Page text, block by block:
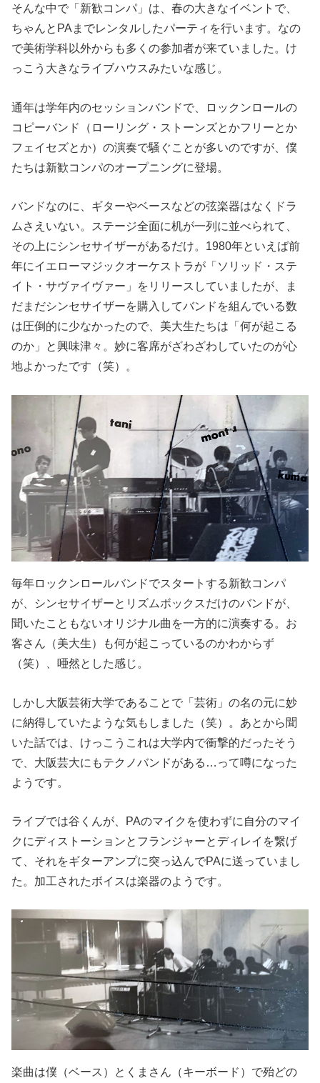
そんな中で「新歓コンパ」は、春の大きなイベントで、
ちゃんとPAまでレンタルしたパーティを行います。なの
で美術学科以外からも多くの参加者が来ていました。け
っこう大きなライブハウスみたいな感じ。
通年は学年内のセッションバンドで、ロックンロールの
コピーバンド（ローリング・ストーンズとかフリーとか
フェイセズとか）の演奏で騒ぐことが多いのですが、僕
たちは新歓コンパのオープニングに登場。
バンドなのに、ギターやベースなどの弦楽器はなくドラ
ムさえいない。ステージ全面に机が一列に並べられて、
その上にシンセサイザーがあるだけ。1980年といえば前
年にイエローマジックオーケストラが「ソリッド・ステ
イト・サヴァイヴァー」をリリースしていましたが、ま
だまだシンセサイザーを購入してバンドを組んでいる数
は圧倒的に少なかったので、美大生たちは「何が起こる
のか」と興味津々。妙に客席がざわざわしていたのが心
地よかったです（笑）。
毎年ロックンロールバンドでスタートする新歓コンパ
が、シンセサイザーとリズムボックスだけのバンドが、
聞いたこともないオリジナル曲を一方的に演奏する。お
客さん（美大生）も何が起こっているのかわからず
（笑）、唖然とした感じ。
しかし大阪芸術大学であることで「芸術」の名の元に妙
に納得していたような気もしました（笑）。あとから聞
いた話では、けっこうこれは大学内で衝撃的だったそう
で、大阪芸大にもテクノバンドがある…って噂になった
ようです。
ライブでは谷くんが、PAのマイクを使わずに自分のマイ
クにディストーションとフランジャーとディレイを繋げ
て、それをギターアンプに突っ込んでPAに送っていまし
た。加工されたボイスは楽器のようです。
楽曲は僕（ベース）とくまさん（キーボード）で殆どの